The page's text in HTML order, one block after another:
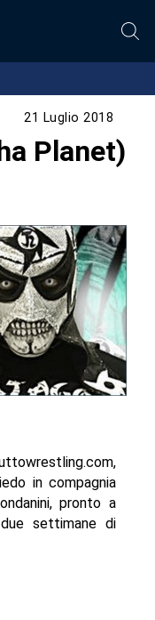
21 Luglio 2018
Planet)
in compagnia
pronto a
settimane di